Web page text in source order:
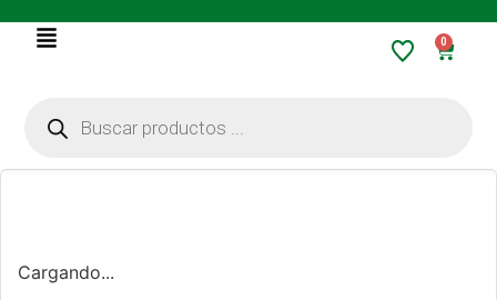
0
Cargando...